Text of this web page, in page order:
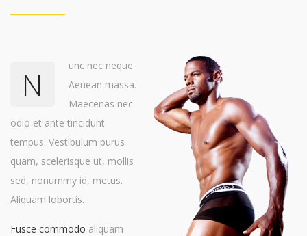
N
unc nec neque.
Aenean massa.
Maecenas nec
odio et ante tincidunt
tempus. Vestibulum purus
quam, scelerisque ut, mollis
sed, nonummy id, metus.
Aliquam lobortis.
Fusce commodo aliquam